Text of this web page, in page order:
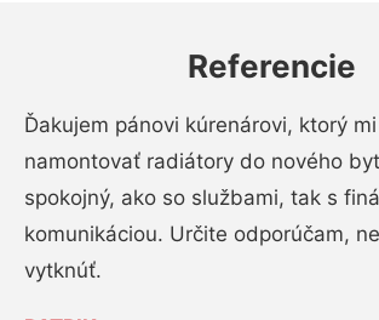
Referencie
Ďakujem pánovi kúrenárovi, ktorý
namontovať radiátory do nového
spokojný, ako so službami, tak s
komunikáciou. Určite odporúčam,
vytknúť.